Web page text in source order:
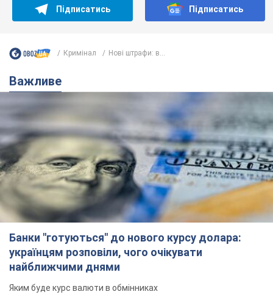
Підписатись Підписатись
Кримінал Нові штрафи: в...
Важливе
Банки "готуються" до нового курсу долара:
українцям розповіли, чого очікувати
найближчими днями
Яким буде курс валюти в обмінниках